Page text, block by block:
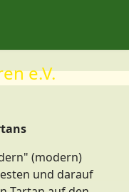
e.V.
(modern)
und darauf